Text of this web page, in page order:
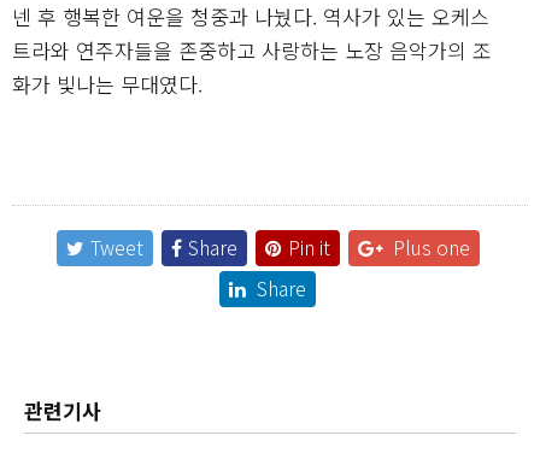
넨 후 행복한 여운을 청중과 나눴다. 역사가 있는 오케스
트라와 연주자들을 존중하고 사랑하는 노장 음악가의 조
화가 빛나는 무대였다.
Tweet Share Pin it
Plus one
Share
관련기사